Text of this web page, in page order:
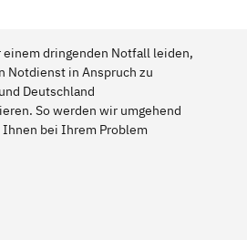
einem dringenden Notfall leiden,
Notdienst in Anspruch zu
Deutschland
So werden wir umgehend
bei Ihrem Problem